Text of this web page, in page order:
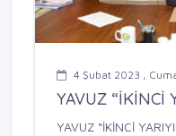
4 Şubat 2023 ,
YAVUZ “İKİNCİ
YAVUZ “İKİNCİ